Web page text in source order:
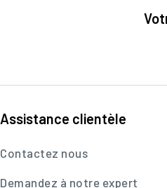
Assistance clientèle
Contactez nous
Demandez à notre expert